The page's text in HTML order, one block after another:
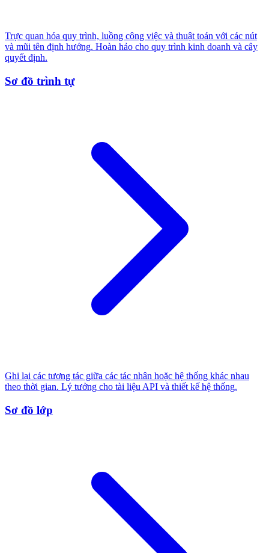
Trực quan hóa quy trình, luồng công việc và thuật toán với các nút
và mũi tên định hướng. Hoàn hảo cho quy trình kinh doanh và cây
quyết định.
Sơ đồ trình tự
Ghi lại các tương tác giữa các tác nhân hoặc hệ thống khác nhau
theo thời gian. Lý tưởng cho tài liệu API và thiết kế hệ thống.
Sơ đồ lớp